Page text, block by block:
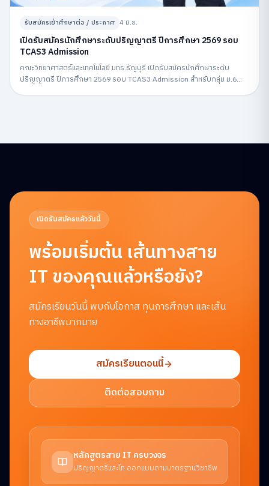
รับสมัครเข้าศึกษาต่อ / ประกาศ 4 มิ.ย.
เปิดรับสมัครนักศึกษาระดับปริญญาตรี ปีการศึกษา 2569 รอบ
TCAS3 Admission
คณะวิทยาศาสตร์และเทคโนโลยี มทร.ธัญบุรี เปิดรับสมัครนักศึกษาระดับ
ปริญญาตรี ปีการศึกษา 2569 รอบ TCAS3 Admission สำหรับกลุ่ม ม.6
เปิดรับสมัครแล้ววันนี้
พร้อมเริ่มต้น เส้นทางสาย
IT ของคุณแล้วหรือยัง?
สมัครเรียนวันนี้ พบกับโอกาส ทุนการศึกษา และเส้น
ทางอาชีพมากมาย
สมัครเรียนตอนนี้
ติดต่อสอบถาม
หลักสูตรสาย IT ครบวงจร
ปริญญาตรีและโท ออกแบบตามมาตรฐานวิชาชีพ